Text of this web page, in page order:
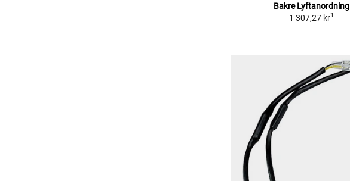
Bakre Lyftanordning
1 307,27 kr1